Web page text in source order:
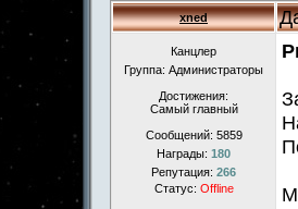
xned
Канцлер
Группа: Администраторы
Достижения:
Самый главный
Сообщений: 5859
Награды: 180
Репутация: 266
Статус: Offline